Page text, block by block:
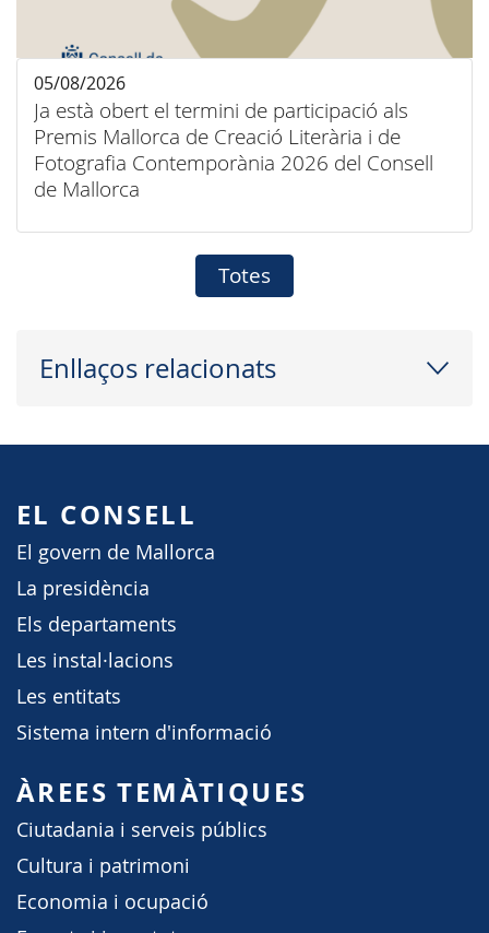
Ja està obert el termini de participació als
Premis Mallorca de Creació Literària i de
Fotografia Contemporània 2026 del Consell
de Mallorca
05/08/2026
Totes
Enllaços relacionats
EL CONSELL
El govern de Mallorca
La presidència
Els departaments
Les instal·lacions
Les entitats
Sistema intern d'informació
ÀREES TEMÀTIQUES
Ciutadania i serveis públics
Cultura i patrimoni
Economia i ocupació